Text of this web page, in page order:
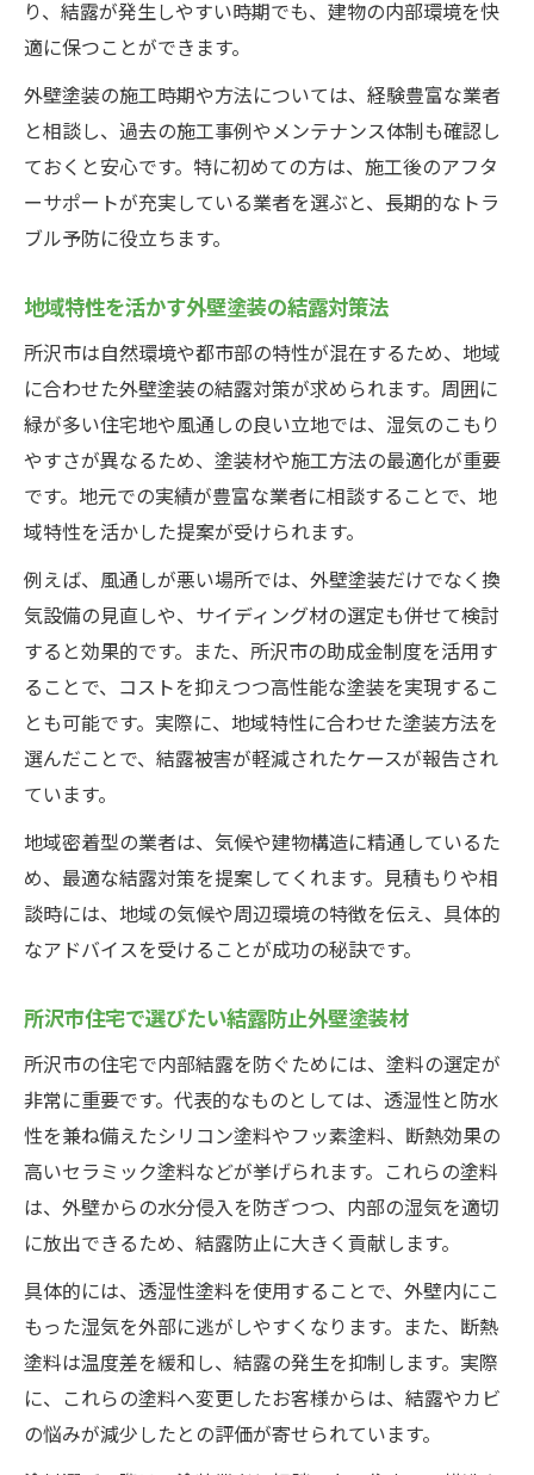
り、結露が発生しやすい時期でも、建物の内部環境を快
適に保つことができます。
外壁塗装の施工時期や方法については、経験豊富な業者
と相談し、過去の施工事例やメンテナンス体制も確認し
ておくと安心です。特に初めての方は、施工後のアフタ
ーサポートが充実している業者を選ぶと、長期的なトラ
ブル予防に役立ちます。
地域特性を活かす外壁塗装の結露対策法
所沢市は自然環境や都市部の特性が混在するため、地域
に合わせた外壁塗装の結露対策が求められます。周囲に
緑が多い住宅地や風通しの良い立地では、湿気のこもり
やすさが異なるため、塗装材や施工方法の最適化が重要
です。地元での実績が豊富な業者に相談することで、地
域特性を活かした提案が受けられます。
例えば、風通しが悪い場所では、外壁塗装だけでなく換
気設備の見直しや、サイディング材の選定も併せて検討
すると効果的です。また、所沢市の助成金制度を活用す
ることで、コストを抑えつつ高性能な塗装を実現するこ
とも可能です。実際に、地域特性に合わせた塗装方法を
選んだことで、結露被害が軽減されたケースが報告され
ています。
地域密着型の業者は、気候や建物構造に精通しているた
め、最適な結露対策を提案してくれます。見積もりや相
談時には、地域の気候や周辺環境の特徴を伝え、具体的
なアドバイスを受けることが成功の秘訣です。
所沢市住宅で選びたい結露防止外壁塗装材
所沢市の住宅で内部結露を防ぐためには、塗料の選定が
非常に重要です。代表的なものとしては、透湿性と防水
性を兼ね備えたシリコン塗料やフッ素塗料、断熱効果の
高いセラミック塗料などが挙げられます。これらの塗料
は、外壁からの水分侵入を防ぎつつ、内部の湿気を適切
に放出できるため、結露防止に大きく貢献します。
具体的には、透湿性塗料を使用することで、外壁内にこ
もった湿気を外部に逃がしやすくなります。また、断熱
塗料は温度差を緩和し、結露の発生を抑制します。実際
に、これらの塗料へ変更したお客様からは、結露やカビ
の悩みが減少したとの評価が寄せられています。